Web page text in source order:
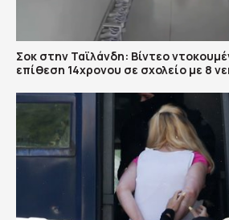
Σοκ στην Ταϊλάνδη: Βίντεο
επίθεση 14χρονου σε σχολείο με 8